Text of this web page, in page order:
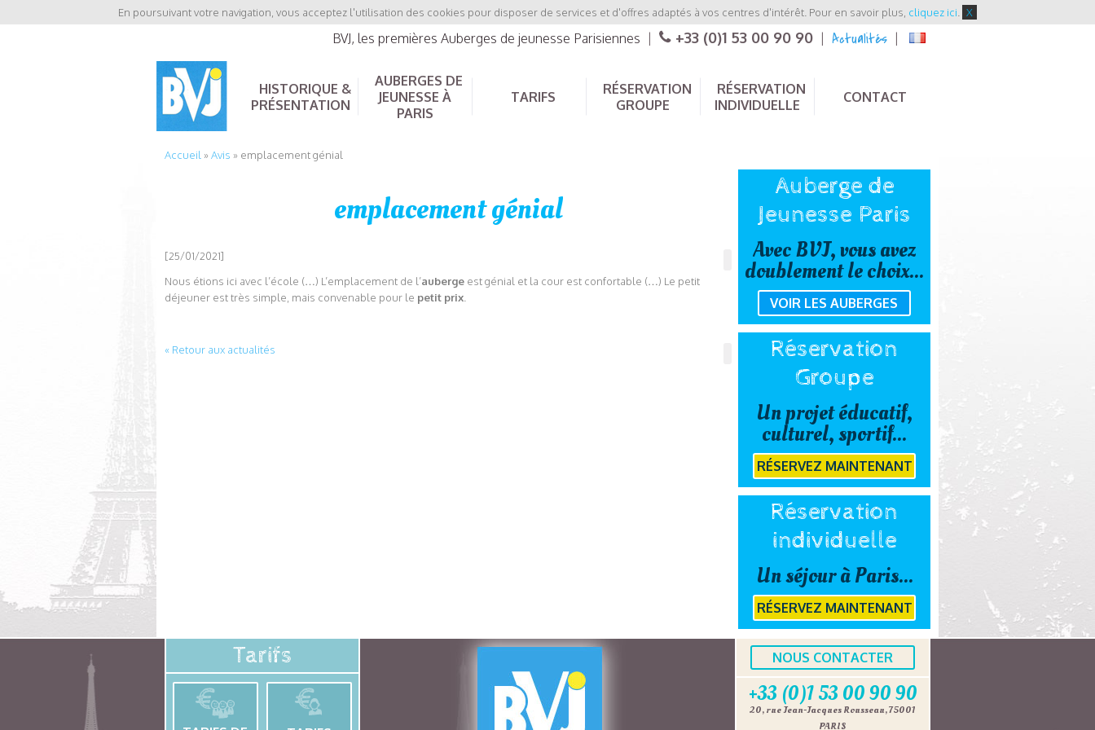
En poursuivant votre navigation, vous acceptez l'utilisation des cookies pour disposer de services et d'offres adaptés à vos centres d'intérêt. Pour en savoir plus, cliquez ici X
BVJ, les premières Auberges de jeunesse Parisiennes +33 (0)1 53 00 90 90 Actualités
HISTORIQUE &
PRÉSENTATION
AUBERGES DE
JEUNESSE À
PARIS
TARIFS
RÉSERVATION
GROUPE
RÉSERVATION
INDIVIDUELLE
CONTACT
Accueil »Avis » emplacement génial
emplacement génial
[25/01/2021]
Nous étions ici avec l’école (…) L’emplacement de l’auberge est génial et la cour est confortable (…) Le petit
déjeuner est très simple, mais convenable pour le petit prix.
« Retour aux actualités
Auberge de
Jeunesse Paris
Avec BVJ, vous avez
doublement le choix...
VOIR LES AUBERGES
Réservation
Groupe
Un projet éducatif,
culturel, sportif...
RÉSERVEZ MAINTENANT
Réservation
individuelle
Un séjour à Paris...
RÉSERVEZ MAINTENANT
Tarifs NOUS CONTACTER
+33 (0)1 53 00 90 90
20, rue Jean-Jacques Rousseau, 75001
PARIS